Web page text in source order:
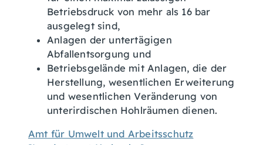
Betriebsdruck von mehr als 16 bar
ausgelegt sind,
Anlagen der untertägigen
Abfallentsorgung und
Betriebsgelände mit Anlagen, die der
Herstellung, wesentlichen Erweiterung
und wesentlichen Veränderung von
unterirdischen Hohlräumen dienen.
Amt für Umwelt und Arbeitsschutz